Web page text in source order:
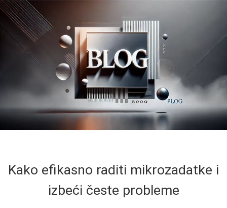
Kako efikasno raditi mikrozadatke i
izbeći česte probleme